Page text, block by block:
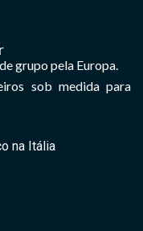
grupo pela Europa.
sob medida para
na Itália